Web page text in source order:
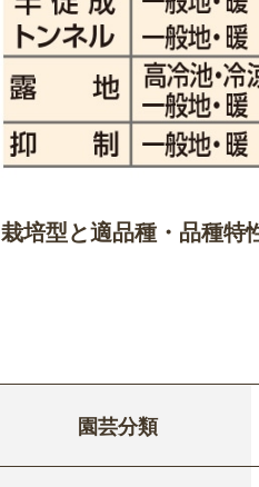
栽培型と適品種・品種特
園芸分類